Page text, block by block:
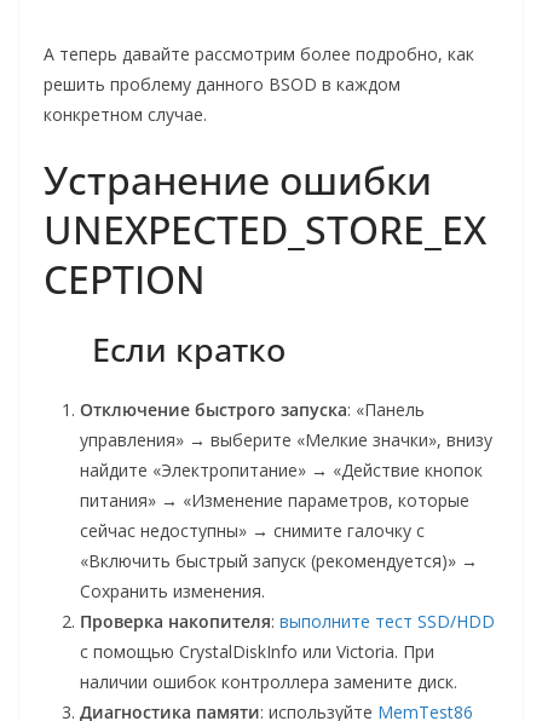
А теперь давайте рассмотрим более подробно, как
решить проблему данного BSOD в каждом
конкретном случае.
Устранение ошибки
UNEXPECTED_STORE_EX
CEPTION
Если кратко
Отключение быстрого запуска: «Панель
управления» → выберите «Мелкие значки», внизу
найдите «Электропитание» → «Действие кнопок
питания» → «Изменение параметров, которые
сейчас недоступны» → снимите галочку с
«Включить быстрый запуск (рекомендуется)» →
Сохранить изменения.
Проверка накопителя: выполните тест SSD/HDD
с помощью CrystalDiskInfo или Victoria. При
наличии ошибок контроллера замените диск.
Диагностика памяти: используйте MemTest86